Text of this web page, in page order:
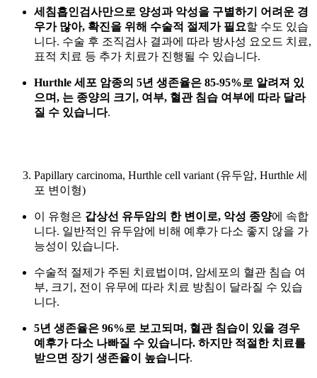
세침흡인검사만으로 양성과 악성을 구별하기 어려운 경
우가 많아, 확진을 위해 수술적 절제가 필요할 수도 있습
니다. 수술 후 조직검사 결과에 따라 방사성 요오드 치료,
표적 치료 등 추가 치료가 진행될 수 있습니다.
Hurthle 세포 암종의 5년 생존율은 85-95%로 알려져 있
으며, 는 종양의 크기, 여부, 혈관 침습 여부에 따라 달라
질 수 있습니다.
Papillary carcinoma, Hurthle cell variant (유두암, Hurthle 세
포 변이형)
이 유형은 갑상선 유두암의 한 변이로, 악성 종양에 속합
니다. 일반적인 유두암에 비해 예후가 다소 좋지 않을 가
능성이 있습니다.
수술적 절제가 주된 치료법이며, 암세포의 혈관 침습 여
부, 크기, 전이 유무에 따라 치료 방침이 달라질 수 있습
니다.
5년 생존율은 96%로 보고되며, 혈관 침습이 있을 경우
예후가 다소 나빠질 수 있습니다. 하지만 적절한 치료를
받으면 장기 생존율이 높습니다.